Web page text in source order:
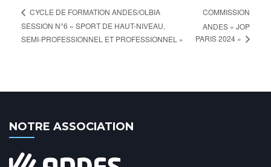
CYCLE DE FORMATION ANDES/OLBIA
SESSION N°6 « SPORT DE HAUT-NIVEAU,
SEMI-PROFESSIONNEL ET PROFESSIONNEL »
COMMISSION
ANDES « JOP
PARIS 2024 »
NOTRE ASSOCIATION